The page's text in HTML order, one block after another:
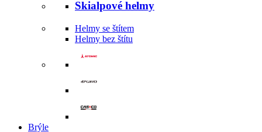
Skialpové helmy
Helmy se štítem
Helmy bez štítu
Brýle